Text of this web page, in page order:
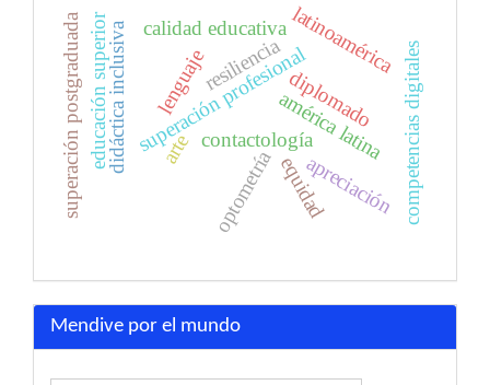
contactología
diplomado
optometría
superación profesional
didáctica inclusiva
educación superior américa latina
equidad
resiliencia
superación postgraduada calidad educativa latinoamérica
competencias digitales
lenguaje
arte
apreciación
Mendive por el mundo